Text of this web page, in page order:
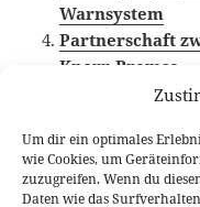
Um dir ein optimales
wie Cookies, um
zuzugreifen. Wenn du
Daten wie das
Warnsystem
Partnerschaft
Knorr-Bremse
Veröffentlicht
am
18. Juni 2018 Autor
Fahren, Continental